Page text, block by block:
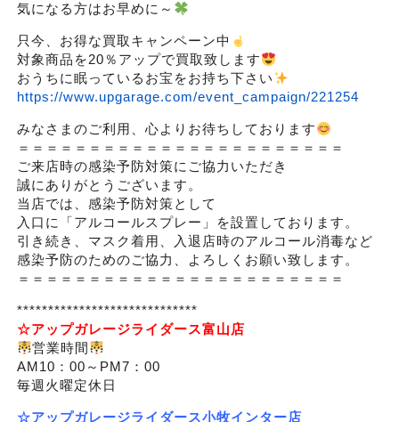
気になる方はお早めに～
只今、お得な買取キャンペーン中
対象商品を20％アップで買取致します
おうちに眠っているお宝をお持ち下さい
https://www.upgarage.com/event_campaign/221254
みなさまのご利用、心よりお待ちしております
＝＝＝＝＝＝＝＝＝＝＝＝＝＝＝＝＝＝＝＝＝＝＝
ご来店時の感染予防対策にご協力いただき
誠にありがとうございます。
当店では、感染予防対策として
入口に「アルコールスプレー」を設置しております。
引き続き、マスク着用、入退店時のアルコール消毒など
感染予防のためのご協力、よろしくお願い致します。
＝＝＝＝＝＝＝＝＝＝＝＝＝＝＝＝＝＝＝＝＝＝＝
*****************************
☆アップガレージライダース富山店
営業時間
AM10：00～PM7：00
毎週火曜定休日
☆アップガレージライダース小牧インター店